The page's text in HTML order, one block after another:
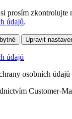
prosím zkontrolujte
údajů.
Upravit
údajů
osobních údajů
Customer-